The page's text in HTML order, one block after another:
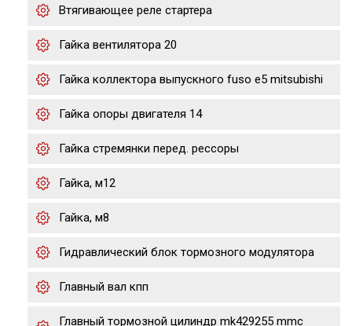
Втягивающее реле стартера
Гайка вентилятора 20
Гайка коллектора выпускного fuso e5 mitsubishi
Гайка опоры двигателя 14
Гайка стремянки перед. рессоры
Гайка, м12
Гайка, м8
Гидравлический блок тормозного модулятора
Главный вал кпп
Главный тормозной цилиндр mk429255 mmc